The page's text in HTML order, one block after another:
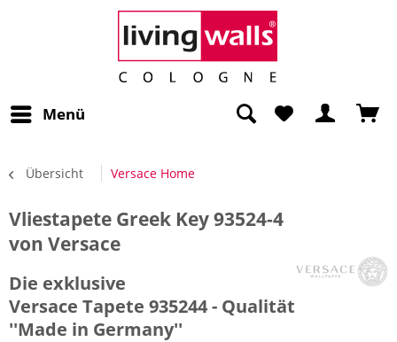
Menü
Übersicht Versace Home
Vliestapete Greek Key 93524-4
von Versace
Die exklusive
Versace Tapete 935244 - Qualität
''Made in Germany''